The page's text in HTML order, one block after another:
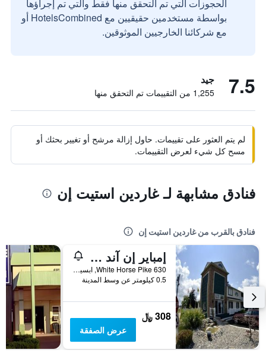
الحجوزات التي تم التحقق منها فقط والتي تم إجراؤها
بواسطة مستخدمين حقيقيين مع HotelsCombined أو
مع شركائنا الخارجيين الموثوقين.
7.5 جيد
1,255 من التقييمات تم التحقق منها
لم يتم العثور على تقييمات. حاول إزالة مرشح أو تغيير بحثك أو
مسح كل شيء لعرض التقييمات.
فنادق مشابهة لـ غاردين استيت إن
فنادق بالقرب من غاردين استيت إن
إمباير إن آند سويتس أتلانتك سيتي أبسيكون
630 White Horse Pike, ابسيكون, NJ, الولايات المتحدة الأميريكية
0.5 كيلومتر عن وسط المدينة
308 ﷼
عرض الصفقة